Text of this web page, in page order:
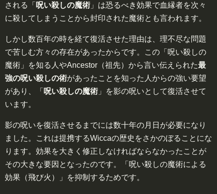
される「 呪い殺しの魔術 」は恐るべき効果で血縁者を次々
に殺してしまうことから封印された魔術とも言われます。
しかし数百年の時を経て復活させた理由は、理不尽な問題
で苦しむ方々の存在があったからです。この「呪い殺しの
魔術」を知る人やAncestor（祖先）から言い伝えられた最
強の呪い殺しの術があったことを知った人からの強い要望
があり、「 呪い殺しの魔術 」を影の呪いとして復活させて
います。
影の呪いを復活させるまでには数十年の月日が必要になり
ました。これは提携するWiccaの歴史をさかのぼることにな
ります。効果を大きく修正しなければならなかったことが
その大きな要因となったのです。「呪い殺しの魔術による
効果（飛び火）」を抑制するためです。